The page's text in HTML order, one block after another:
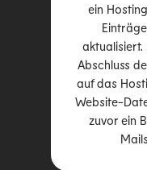
ein
aktualisiert.
Abschluss
auf das
Website-
zuvor ein